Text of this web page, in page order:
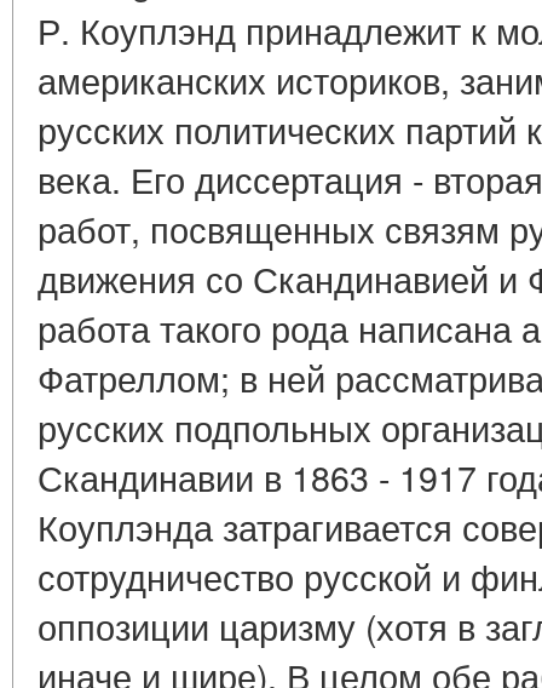
Р. Коуплэнд принадлежит к
американских историков,
русских политических партий
века. Его диссертация -
работ, посвященных связям
движения со Скандинавией и
работа такого рода написана
Фатреллом; в ней
русских подпольных
Скандинавии в 1863 - 1917
Коуплэнда затрагивается
сотрудничество русской и
оппозиции царизму (хотя в
иначе и шире). В целом обе